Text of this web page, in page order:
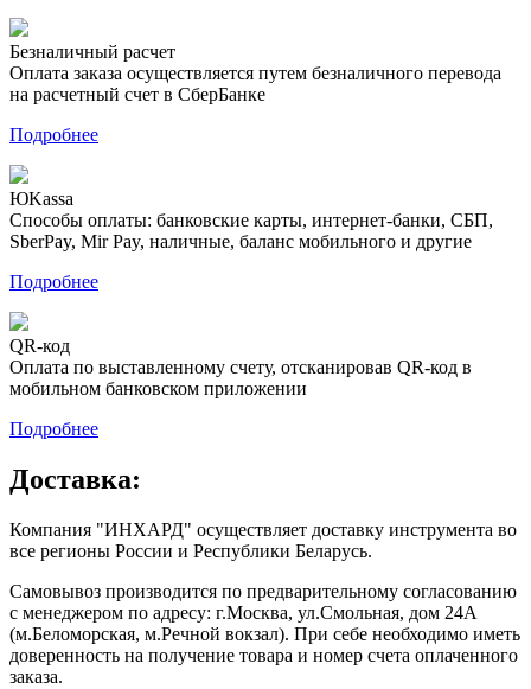
Безналичный расчет
Оплата заказа осуществляется путем безналичного перевода
на расчетный счет в СберБанке
Подробнее
ЮKassa
Способы оплаты: банковские карты, интернет-банки, СБП,
SberPay, Mir Pay, наличные, баланс мобильного и другие
Подробнее
QR-код
Оплата по выставленному счету, отсканировав QR-код в
мобильном банковском приложении
Подробнее
Доставка:
Компания "ИНХАРД" осуществляет доставку инструмента во
все регионы России и Республики Беларусь.
Самовывоз производится по предварительному согласованию
с менеджером по адресу: г.Москва, ул.Смольная, дом 24А
(м.Беломорская, м.Речной вокзал). При себе необходимо иметь
доверенность на получение товара и номер счета оплаченного
заказа.